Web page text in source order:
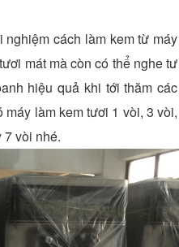
cách làm kem từ máy
mát mà còn có thể nghe tư
hiệu quả khi tới thăm các
làm kem tươi 1 vòi, 3 vòi,
7 vòi nhé.